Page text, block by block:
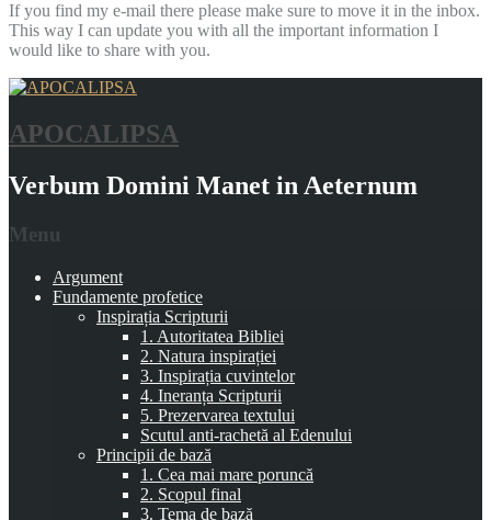
If you find my e-mail there please make sure to move it in the inbox.
This way I can update you with all the important information I
would like to share with you.
APOCALIPSA
Verbum Domini Manet in Aeternum
Menu
Argument
Fundamente profetice
Inspirația Scripturii
1. Autoritatea Bibliei
2. Natura inspirației
3. Inspirația cuvintelor
4. Ineranța Scripturii
5. Prezervarea textului
Scutul anti-rachetă al Edenului
Principii de bază
1. Cea mai mare poruncă
2. Scopul final
3. Tema de bază